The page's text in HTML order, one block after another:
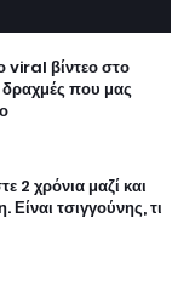
viral βίντεο στο
δραχμές που μας
2 χρόνια μαζί και
Είναι τσιγγούνης, τι